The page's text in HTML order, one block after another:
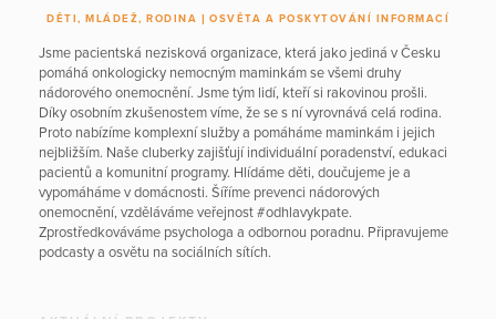
DĚTI, MLÁDEŽ, RODINA OSVĚTA A POSKYTOVÁNÍ INFORMACÍ
Jsme pacientská nezisková organizace, která jako jediná v Česku
pomáhá onkologicky nemocným maminkám se všemi druhy
nádorového onemocnění. Jsme tým lidí, kteří si rakovinou prošli.
Díky osobním zkušenostem víme, že se s ní vyrovnává celá rodina.
Proto nabízíme komplexní služby a pomáháme maminkám i jejich
nejbližším. Naše cluberky zajišťují individuální poradenství, edukaci
pacientů a komunitní programy. Hlídáme děti, doučujeme je a
vypomáháme v domácnosti. Šíříme prevenci nádorových
onemocnění, vzděláváme veřejnost #odhlavykpate.
Zprostředkováváme psychologa a odbornou poradnu. Připravujeme
podcasty a osvětu na sociálních sítích.